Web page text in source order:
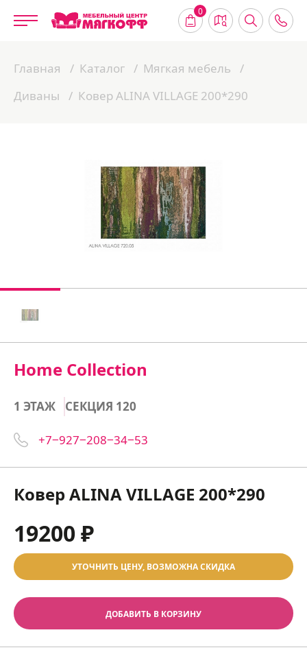
0
Главная Каталог
Мягкая мебель
Диваны
Ковер ALINA VILLAGE 200*290
Home Collection
1 ЭТАЖ СЕКЦИЯ 120
+7‒927‒208‒34‒53
Ковер ALINA VILLAGE 200*290
19200 ₽
УТОЧНИТЬ ЦЕНУ, ВОЗМОЖНА СКИДКА
ДОБАВИТЬ В КОРЗИНУ